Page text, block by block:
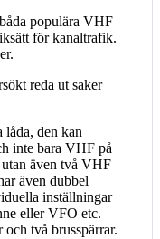
populära VHF
för kanaltrafik.
reda ut saker
låda, den kan
inte bara VHF på
även två VHF
även dubbel
inställningar
eller VFO etc.
två brusspärrar.